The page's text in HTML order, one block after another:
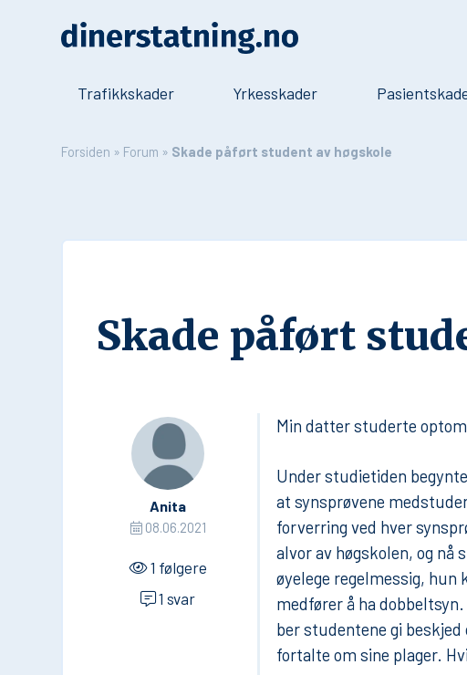
Trafikkskader Yrkesskader
Forsiden » Forum » Skade påført student av høgskole
Skade påført
Anita
08.06.2021
1 følgere
1 svar
Min datter studerte
Under studietiden
at synsprøvene
forverring ved hver
alvor av høgskolen, og nå
øyelege regelmessig,
medfører å ha
ber studentene gi
fortalte om sine plager.